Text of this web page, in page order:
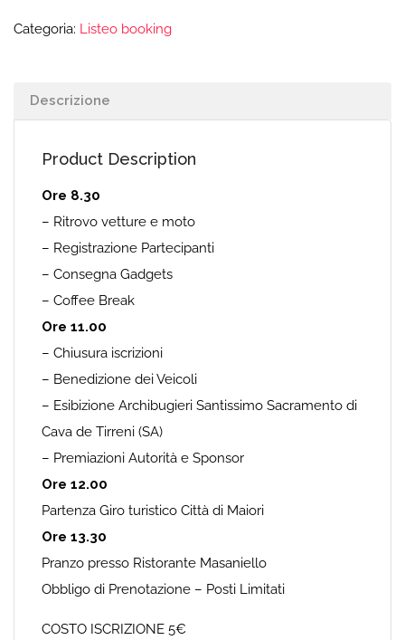
Categoria: Listeo booking
Descrizione
Product Description
Ore 8.30
– Ritrovo vetture e moto
– Registrazione Partecipanti
– Consegna Gadgets
– Coffee Break
Ore 11.00
– Chiusura iscrizioni
– Benedizione dei Veicoli
– Esibizione Archibugieri Santissimo Sacramento di
Cava de Tirreni (SA)
– Premiazioni Autorità e Sponsor
Ore 12.00
Partenza Giro turistico Città di Maiori
Ore 13.30
Pranzo presso Ristorante Masaniello
Obbligo di Prenotazione – Posti Limitati
COSTO ISCRIZIONE 5€